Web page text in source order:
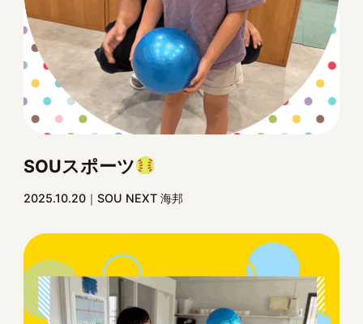
SOUスポーツ
2025.10.20 SOU NEXT 海邦